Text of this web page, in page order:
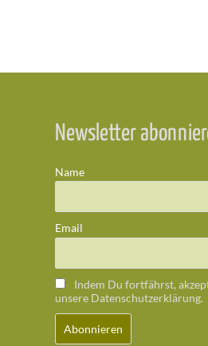
Newsletter
Name
Email
Indem Du fortfährst,
unsere Datenschutzerklärung.